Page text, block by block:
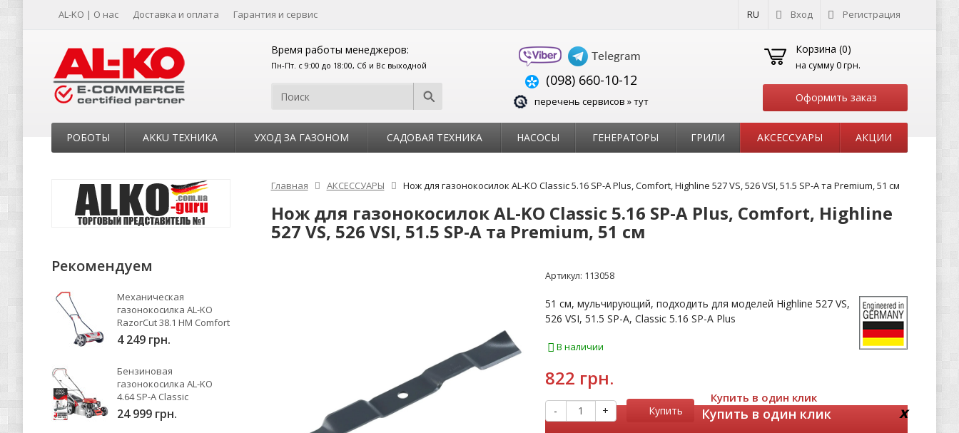
AL-KO | О нас Доставка и оплата Гарантия и сервис RU Вход Регистрация
Время работы менеджеров:
Пн-Пт. с 9:00 до 18:00, Сб и Вс выходной
(098) 660-10-12
перечень сервисов » тут
Корзина (0)
на сумму 0 грн.
Оформить заказ
РОБОТЫ AKKU ТЕХНИКА УХОД ЗА ГАЗОНОМ САДОВАЯ ТЕХНИКА НАСОСЫ ГЕНЕРАТОРЫ ГРИЛИ АКСЕССУАРЫ АКЦИИ
Главная АКСЕССУАРЫ Нож для газонокосилок AL-KO Classic 5.16 SP-A Plus, Comfort, Highline 527 VS, 526 VSI, 51.5 SP-A та Premium, 51 см
Нож для газонокосилок AL-KO Classic 5.16 SP-A Plus, Comfort, Highline
527 VS, 526 VSI, 51.5 SP-A та Premium, 51 см
Артикул: 113058
51 см, мульчирующий, подходить для моделей Highline 527 VS,
526 VSI, 51.5 SP-A, Classic 5.16 SP-A Plus
В наличии
822 грн.
- + Купить
Купить в один клик
Купить в один клик x
Рекомендуем
Механическая
газонокосилка AL-KO
RazorCut 38.1 HM Comfort
4 249 грн.
Бензиновая
газонокосилка AL-KO
4.64 SP-A Classic
24 999 грн.